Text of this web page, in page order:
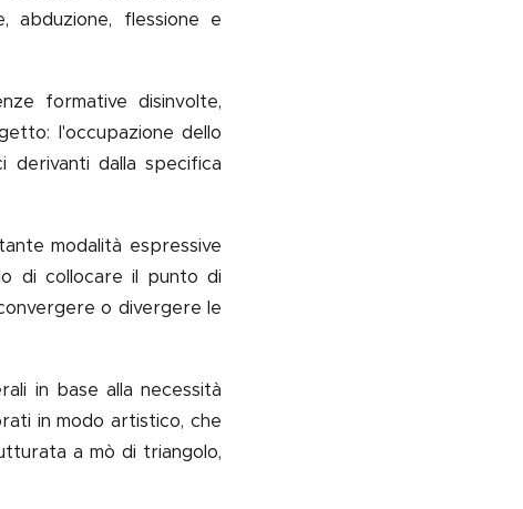
abduzione, flessione e
formative disinvolte,
l'occupazione dello
derivanti dalla specifica
modalità espressive
di collocare il punto di
o divergere le
in base alla necessità
in modo artistico, che
a mò di triangolo,